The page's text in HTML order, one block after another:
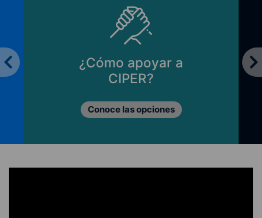
¿Cómo apoyar a
CIPER?
Conoce las opciones